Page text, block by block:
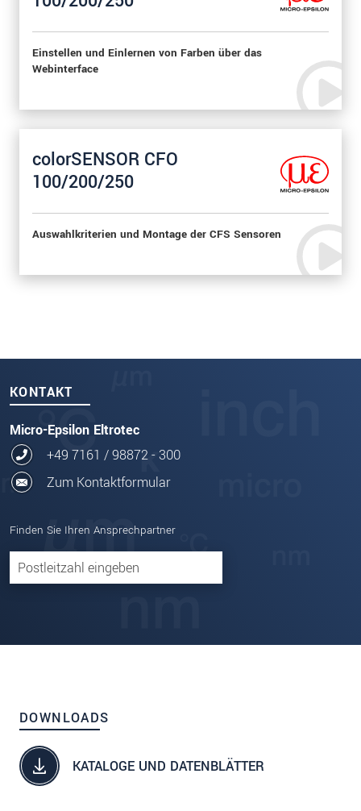
Einstellen und Einlernen von Farben über das
Webinterface
colorSENSOR CFO
100/200/250
Auswahlkriterien und Montage der CFS Sensoren
KONTAKT
Micro-Epsilon Eltrotec
+49 7161 / 98872 - 300
Zum Kontaktformular
Finden Sie Ihren Ansprechpartner
DOWNLOADS
KATALOGE UND DATENBLÄTTER